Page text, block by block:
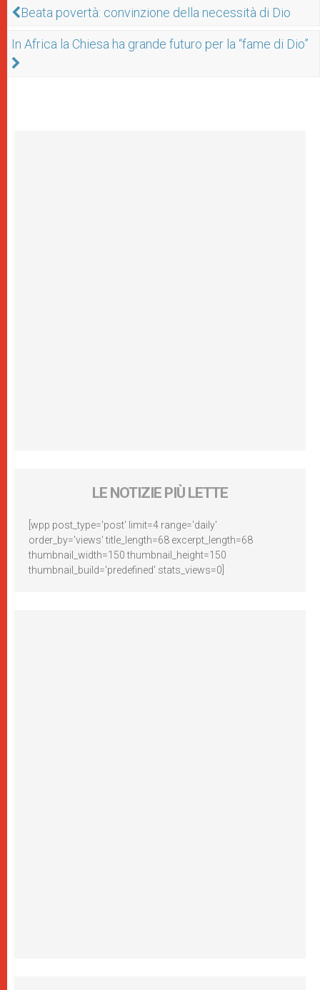
Beata povertà: convinzione della necessità di Dio
In Africa la Chiesa ha grande futuro per la “fame di Dio”
LE NOTIZIE PIÙ LETTE
[wpp post_type='post' limit=4 range='daily'
order_by='views' title_length=68 excerpt_length=68
thumbnail_width=150 thumbnail_height=150
thumbnail_build='predefined' stats_views=0]